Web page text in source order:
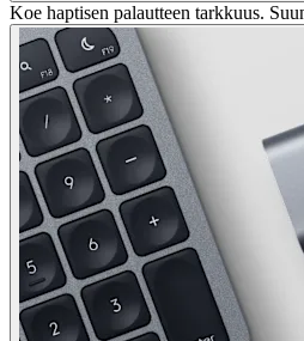
Koe haptisen palautteen tarkkuus.